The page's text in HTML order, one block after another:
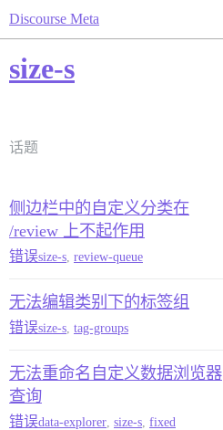
Discourse Meta
size-s
话题
侧边栏中的自定义分类在
/review 上不起作用
错误size-s review-queue
无法编辑类别下的标签组
错误size-s tag-groups
无法重命名自定义数据浏览器
查询
错误data-explorer size-s fixed